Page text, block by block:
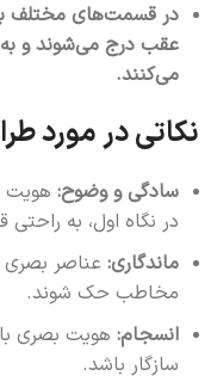
در قسمت‌های مختلف
عقب درج می‌شوند و
می‌کنند.
نکاتی در مورد
سادگی و وضوح: هویت
در نگاه اول، به
ماندگاری: عناصر بصری
مخاطب حک شوند.
انسجام: هویت بصری
سازگار باشد.